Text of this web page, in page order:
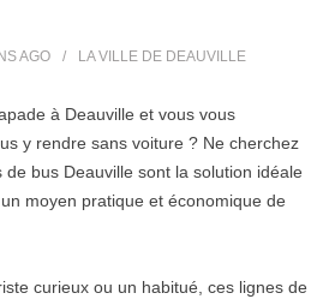
AGO LA VILLE DE DEAUVILLE
à Deauville et vous vous
y rendre sans voiture ? Ne cherchez
de bus Deauville sont la solution idéale
moyen pratique et économique de
curieux ou un habitué, ces lignes de